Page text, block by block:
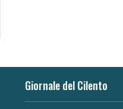
Giornale del Cilento